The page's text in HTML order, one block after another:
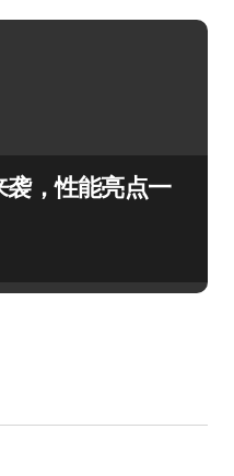
，性能亮点一